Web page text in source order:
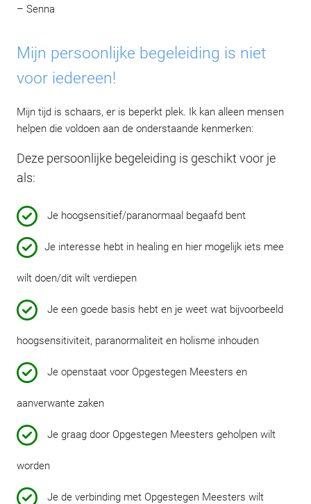
– Senna
Mijn persoonlijke begeleiding is niet
voor iedereen!
Mijn tijd is schaars, er is beperkt plek. Ik kan alleen mensen
helpen die voldoen aan de onderstaande kenmerken:
Deze persoonlijke begeleiding is geschikt voor je
als:
Je hoogsensitief/paranormaal begaafd bent
Je interesse hebt in healing en hier mogelijk iets mee
wilt doen/dit wilt verdiepen
Je een goede basis hebt en je weet wat bijvoorbeeld
hoogsensitiviteit, paranormaliteit en holisme inhouden
Je openstaat voor Opgestegen Meesters en
aanverwante zaken
Je graag door Opgestegen Meesters geholpen wilt
worden
Je de verbinding met Opgestegen Meesters wilt